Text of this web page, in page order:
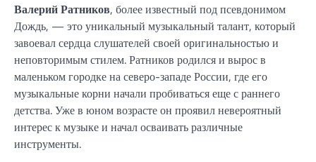
Валерий Ратников, более известный под псевдонимом
Дождь, — это уникальный музыкальный талант, который
завоевал сердца слушателей своей оригинальностью и
неповторимым стилем. Ратников родился и вырос в
маленьком городке на северо-западе России, где его
музыкальные корни начали пробиваться еще с раннего
детства. Уже в юном возрасте он проявил невероятный
интерес к музыке и начал осваивать различные
инструменты.